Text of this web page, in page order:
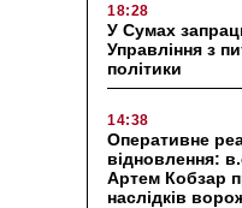
18:28
У Сумах
Управління з
політики
14:38
Оперативне
відновлення:
Артем Кобзар
наслідків